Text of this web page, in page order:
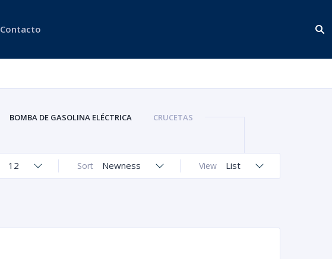
Contacto
BOMBA DE GASOLINA ELÉCTRICA
CRUCETAS
SENSORES
TAPAS BOMBA DE GASOLINA
View List
Sort Newness
12